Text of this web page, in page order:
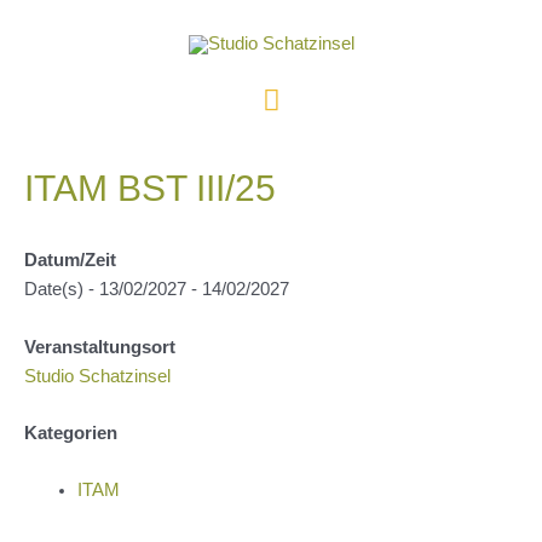
Hauptmenü
ITAM BST III/25
Datum/Zeit
Date(s) - 13/02/2027 - 14/02/2027
Veranstaltungsort
Studio Schatzinsel
Kategorien
ITAM